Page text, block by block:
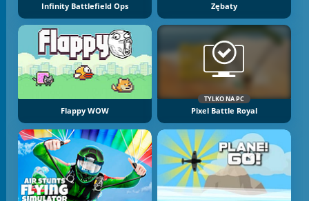
Infinity Battlefield Ops Zębaty
Flappy WOW
TYLKO NA PC
Pixel Battle Royal